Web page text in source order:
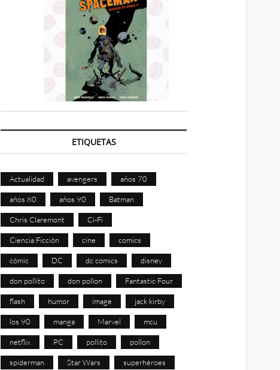
ETIQUETAS
Actualidad avengers años 70
años 80 años 90 Batman
Chris Claremont Ci-Fi
Ciencia Ficción cine comics
cómic DC dc comics disney
don pollito don pollon Fantastic Four
flash humor image jack kirby
los 90 manga Marvel mcu
netflix PC pollito pollon
spiderman Star Wars superhéroes